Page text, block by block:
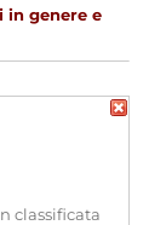
in genere e
classificata